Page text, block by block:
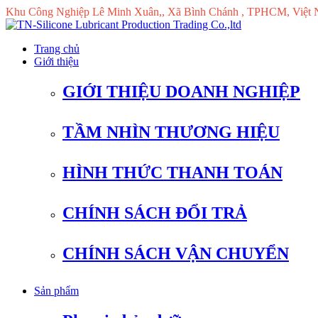
Khu Công Nghiệp Lê Minh Xuân,, Xã Bình Chánh , TPHCM, Việt
Trang chủ
Giới thiệu
GIỚI THIỆU DOANH NGHIỆP
TẦM NHÌN THƯƠNG HIỆU
HÌNH THỨC THANH TOÁN
CHÍNH SÁCH ĐỔI TRẢ
CHÍNH SÁCH VẬN CHUYỂN
Sản phẩm